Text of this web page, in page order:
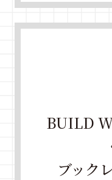
BUILD
ブック